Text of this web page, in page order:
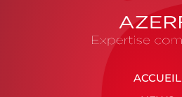
ACCUEIL